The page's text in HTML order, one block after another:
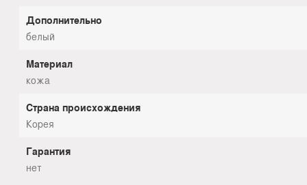
Дополнительно
белый
Материал
кожа
Страна происхождения
Корея
Гарантия
нет